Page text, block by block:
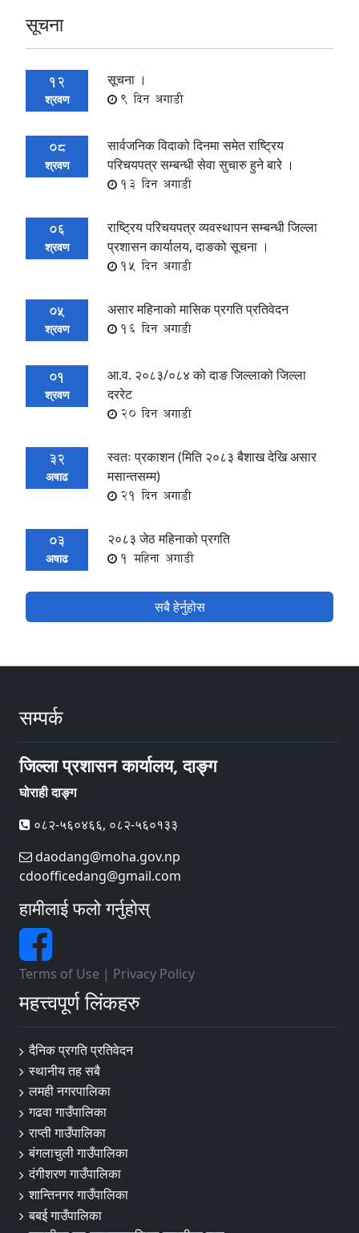
सूचना
12
श्रवण
सूचना ।
9 दिन अगाडी
08
श्रवण
सार्वजनिक विदाको दिनमा समेत राष्ट्रिय
परिचयपत्र सम्बन्धी सेवा सुचारु हुने बारे ।
13 दिन अगाडी
06
श्रवण
राष्ट्रिय परिचयपत्र व्यवस्थापन सम्बन्धी जिल्ला
प्रशासन कार्यालय, दाङको सूचना ।
15 दिन अगाडी
05
श्रवण
असार महिनाको मासिक प्रगति प्रतिवेदन
16 दिन अगाडी
01
श्रवण
आ.व. २०८३/०८४ को दाङ जिल्लाको जिल्ला
दररेट
20 दिन अगाडी
32
अषाढ
स्वतः प्रकाशन (मिति २०८३ बैशाख देखि असार
मसान्तसम्म)
21 दिन अगाडी
03
अषाढ
२०८३ जेठ महिनाको प्रगति
1 महिना अगाडी
सबै हेर्नुहोस
सम्पर्क
जिल्ला प्रशासन कार्यालय, दाङ्ग
घोराही दाङ्ग
०८२-५६०४६६, ०८२-५६०१३३
daodang@moha.gov.np
cdoofficedang@gmail.com
हामीलाई फलो गर्नुहोस्
Terms of Use | Privacy Policy
महत्त्वपूर्ण लिंकहरु
दैनिक प्रगति प्रतिवेदन
स्थानीय तह सबै
लमही नगरपालिका
गढवा गाउँपालिका
राप्ती गाउँपालिका
बंगलाचुली गाउँपालिका
दंगीशरण गाउँपालिका
शान्तिनगर गाउँपालिका
बबई गाउँपालिका